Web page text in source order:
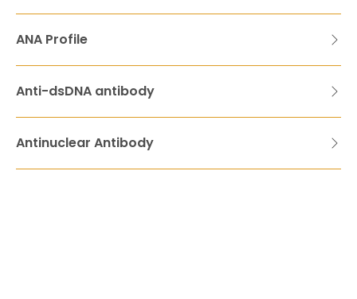
ANA Profile
Anti-dsDNA antibody
Antinuclear Antibody